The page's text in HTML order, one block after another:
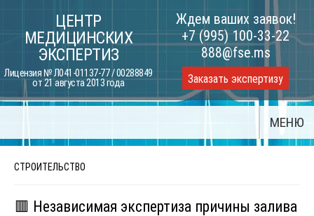
content
ЦЕНТР
МЕДИЦИНСКИХ
ЭКСПЕРТИЗ
Лицензия № Л041-01137-77 / 00288849
от 21 августа 2013 года
Ждем ваших заявок!
+7 (995) 100-33-22
888@fse.ms
Заказать экспертизу
МЕНЮ
СТРОИТЕЛЬСТВО
🟥 Независимая экспертиза причины залива